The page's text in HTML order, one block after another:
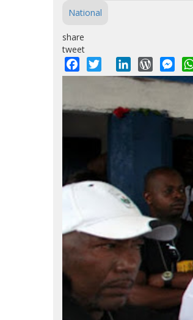
National
share
tweet
Facebook
Twitter LinkedIn